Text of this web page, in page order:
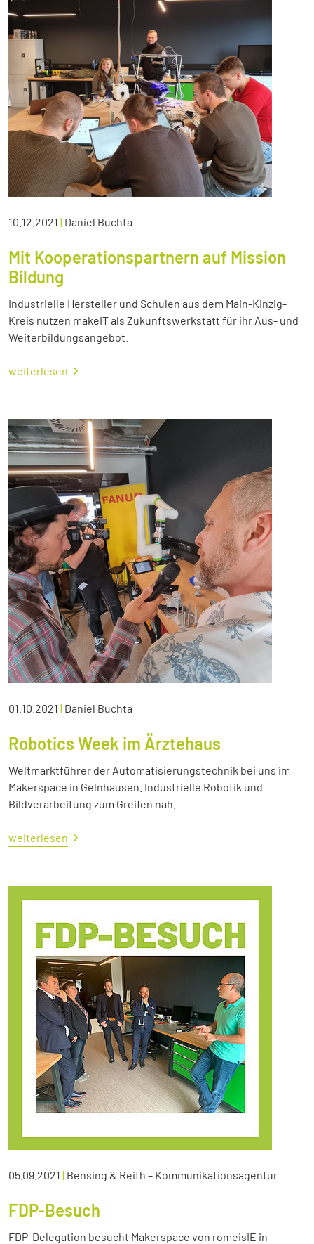
10.12.2021 | Daniel Buchta
Mit Kooperationspartnern auf Mission
Bildung
Industrielle Hersteller und Schulen aus dem Main-Kinzig-
Kreis nutzen makeIT als Zukunftswerkstatt für ihr Aus- und
Weiterbildungsangebot.
weiterlesen
01.10.2021 | Daniel Buchta
Robotics Week im Ärztehaus
Weltmarktführer der Automatisierungstechnik bei uns im
Makerspace in Gelnhausen. Industrielle Robotik und
Bildverarbeitung zum Greifen nah.
weiterlesen
05.09.2021 | Bensing & Reith – Kommunikationsagentur
FDP-Besuch
FDP-Delegation besucht Makerspace von romeisIE in